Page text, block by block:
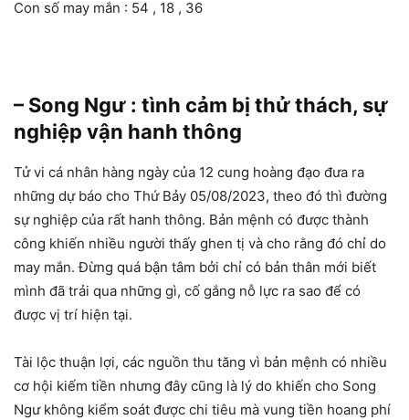
Con số may mắn : 54 , 18 , 36
– Song Ngư : tình cảm bị thử thách, sự
nghiệp vận hanh thông
Tử vi cá nhân hàng ngày của 12 cung hoàng đạo đưa ra
những dự báo cho Thứ Bảy 05/08/2023, theo đó thì đường
sự nghiệp của rất hanh thông. Bản mệnh có được thành
công khiến nhiều người thấy ghen tị và cho rằng đó chỉ do
may mắn. Đừng quá bận tâm bởi chỉ có bản thân mới biết
mình đã trải qua những gì, cố gắng nỗ lực ra sao để có
được vị trí hiện tại.
Tài lộc thuận lợi, các nguồn thu tăng vì bản mệnh có nhiều
cơ hội kiếm tiền nhưng đây cũng là lý do khiến cho Song
Ngư không kiểm soát được chi tiêu mà vung tiền hoang phí